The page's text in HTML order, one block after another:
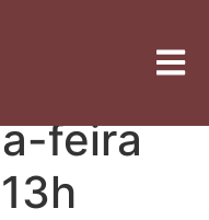
da
feira